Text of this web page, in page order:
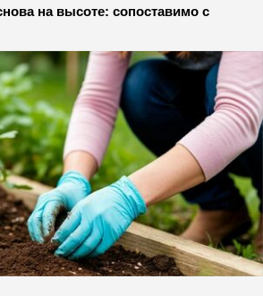
на высоте: сопоставимо с